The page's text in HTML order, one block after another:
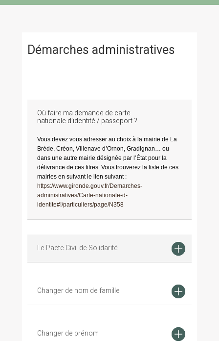
Démarches administratives
Où faire ma demande de carte
nationale d’identité / passeport ?
Vous devez vous adresser au choix à la mairie de La
Brède, Créon, Villenave d’Ornon, Gradignan… ou
dans une autre mairie désignée par l’État pour la
délivrance de ces titres. Vous trouverez la liste de ces
mairies en suivant le lien suivant :
https://www.gironde.gouv.fr/Demarches-
administratives/Carte-nationale-d-
identite#!/particuliers/page/N358
Le Pacte Civil de Solidarité
Changer de nom de famille
Changer de prénom